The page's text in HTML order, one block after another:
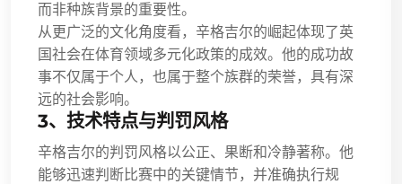
而非种族背景的重要性。
从更广泛的文化角度看，辛格吉尔的崛起体现了英
国社会在体育领域多元化政策的成效。他的成功故
事不仅属于个人，也属于整个族群的荣誉，具有深
远的社会影响。
3、技术特点与判罚风格
辛格吉尔的判罚风格以公正、果断和冷静著称。他
能够迅速判断比赛中的关键情节，并准确执行规